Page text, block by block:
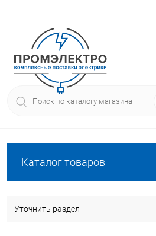
Каталог товаров
Уточнить раздел